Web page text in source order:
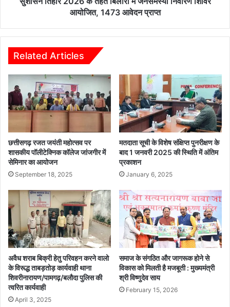
रा
धा
य
दे
वें
द
व
ने
मं
यों
को
लि
खा
प
त्र
बि
ला
में
ज
म
स्या
नि
वा
ण
शि
वि
र
आ
यो
जि
त
,
1
4
आयोजित, 1473 आवेदन प्राप्त
Related Articles
छत्तीसगढ़ रजत जयंती महोत्सव पर
शासकीय पॉलीटेक्निक कॉलेज जांजगीर में
सेमिनार का आयोजन
September 18, 2025
मतदाता सूची के विशेष संक्षिप्त पुनरीक्षण के
बाद 1 जनवरी 2025 की स्थिति में अंतिम
प्रकाशन
January 6, 2025
अवैध शराब बिक्री हेतु परिवहन करने वालो
के विरूद्ध ताबड़तोड़ कार्यवाही थाना
शिवरीनारायण/पामगढ़/बलौदा पुलिस की
त्वरित कार्यवाही
April 3, 2025
समाज के संगठित और जागरूक होने से
विकास को मिलती है मजबूती : मुख्यमंत्री
श्री विष्णुदेव साय
February 15, 2026